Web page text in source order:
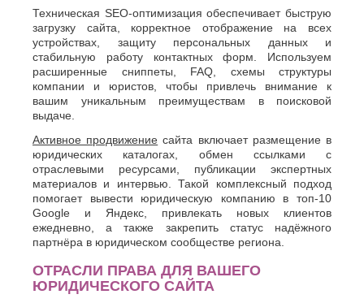
Техническая SEO-оптимизация обеспечивает быструю
загрузку сайта, корректное отображение на всех
устройствах, защиту персональных данных и
стабильную работу контактных форм. Используем
расширенные сниппеты, FAQ, схемы структуры
компании и юристов, чтобы привлечь внимание к
вашим уникальным преимуществам в поисковой
выдаче.
Активное продвижение сайта включает размещение в
юридических каталогах, обмен ссылками с
отраслевыми ресурсами, публикации экспертных
материалов и интервью. Такой комплексный подход
помогает вывести юридическую компанию в топ-10
Google и Яндекс, привлекать новых клиентов
ежедневно, а также закрепить статус надёжного
партнёра в юридическом сообществе региона.
ОТРАСЛИ ПРАВА ДЛЯ ВАШЕГО
ЮРИДИЧЕСКОГО САЙТА